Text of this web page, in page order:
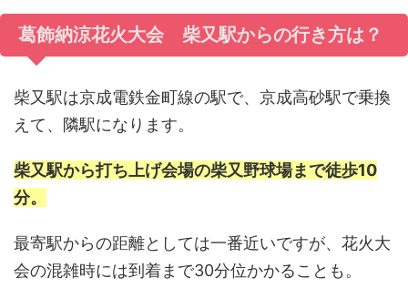
葛飾納涼花火大会 柴又駅からの行き方は？
柴又駅は京成電鉄金町線の駅で、京成高砂駅で乗換
えて、隣駅になります。
柴又駅から打ち上げ会場の柴又野球場まで徒歩10
分。
最寄駅からの距離としては一番近いですが、花火大
会の混雑時には到着まで30分位かかることも。